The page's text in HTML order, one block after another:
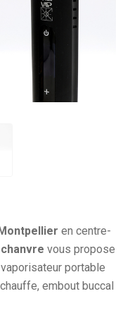
en centre-
chanvre vous propose
portable
embout buccal